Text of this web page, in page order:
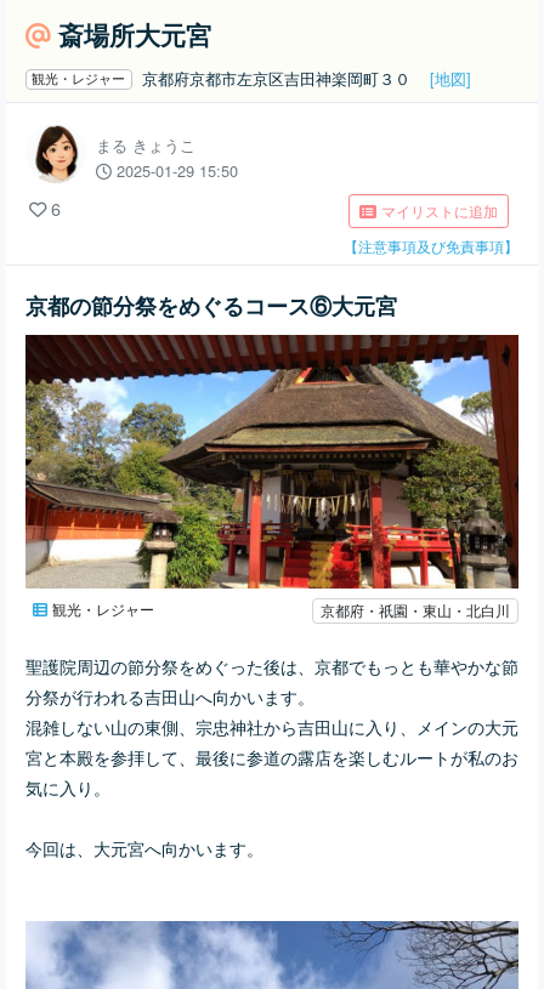
斎場所大元宮
観光・レジャー 京都府京都市左京区吉田神楽岡町３０ [地図]
まる きょうこ
2025-01-29 15:50
6
マイリストに追加
【注意事項及び免責事項】
京都の節分祭をめぐるコース⑥大元宮
観光・レジャー 京都府・祇園・東山・北白川
聖護院周辺の節分祭をめぐった後は、京都でもっとも華やかな節
分祭が行われる吉田山へ向かいます。
混雑しない山の東側、宗忠神社から吉田山に入り、メインの大元
宮と本殿を参拝して、最後に参道の露店を楽しむルートが私のお
気に入り。
今回は、大元宮へ向かいます。